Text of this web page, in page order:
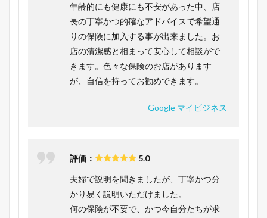
年齢的にも健康にも不安があった中、店
長の丁寧かつ的確なアドバイスで希望通
りの保険に加入する事が出来ました。お
店の清潔感と相まって安心して相談がで
きます。色々な保険のお店があります
が、自信を持ってお勧めできます。
– Google マイビジネス
評価： 5.0
夫婦で説明を聞きましたが、丁寧かつ分
かり易く説明いただけました。
何の保険が不要で、かつ今自分たちが求